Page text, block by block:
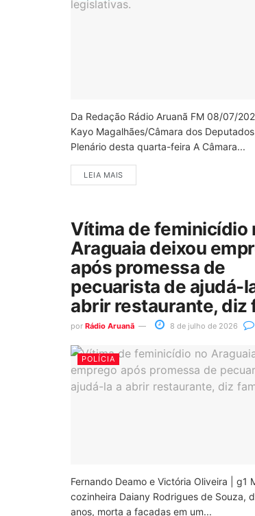
Da Redação Rádio Aruanã FM 08/07/
Kayo Magalhães/Câmara dos
Plenário desta quarta-feira A Câmara...
LEIA MAIS
Vítima de feminicídio
Araguaia deixou
após promessa de
pecuarista de ajudá-
abrir restaurante, diz
por Rádio Aruanã 8 de julho de 2026
POLÍCIA
Fernando Deamo e Victória Oliveira | g1
cozinheira Daiany Rodrigues de Souza,
anos, morta a facadas em um...